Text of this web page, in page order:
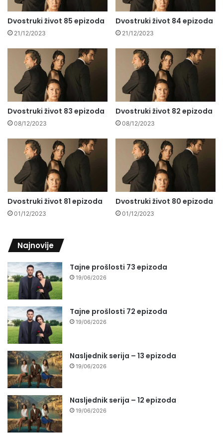
Dvostruki život 85 epizoda
21/12/2023
Dvostruki život 84 epizoda
21/12/2023
Dvostruki život 83 epizoda
08/12/2023
Dvostruki život 82 epizoda
08/12/2023
Dvostruki život 81 epizoda
01/12/2023
Dvostruki život 80 epizoda
01/12/2023
Najnovije
Tajne prošlosti 73 epizoda
19/06/2026
Tajne prošlosti 72 epizoda
19/06/2026
Nasljednik serija – 13 epizoda
19/06/2026
Nasljednik serija – 12 epizoda
19/06/2026